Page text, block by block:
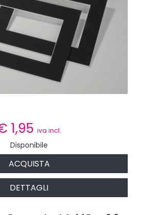
1,95 iva incl.
Disponibile
ACQUISTA
DETTAGLI